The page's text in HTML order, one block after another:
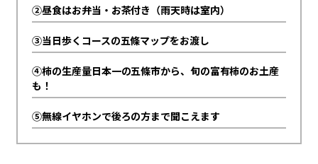
②昼食はお弁当・お茶付き（雨天時は室内）
③当日歩くコースの五條マップをお渡し
④柿の生産量日本一の五條市から、旬の富有柿のお土産
も！
⑤無線イヤホンで後ろの方まで聞こえます